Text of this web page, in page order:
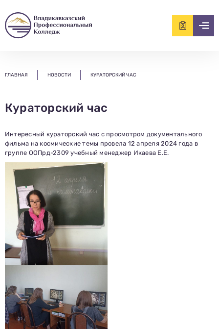
ГЛАВНАЯ НОВОСТИ КУРАТОРСКИЙ ЧАС
Кураторский час
Интересный кураторский час с просмотром документального
фильма на космические темы провела 12 апреля 2024 года в
группе ООПрд-2309 учебный менеджер Икаева Е.Е.
Заполни данные о себе и отправь заявку.
В течение 15-20 минут с вами свяжется специалист
приемной комиссии, ответит на все вопросы и поможет
подобрать интересующую программу обучения.
Подготовь документы для поступления: паспорт, аттестат,
СНИЛС — подать документы можно онлайн или очно.